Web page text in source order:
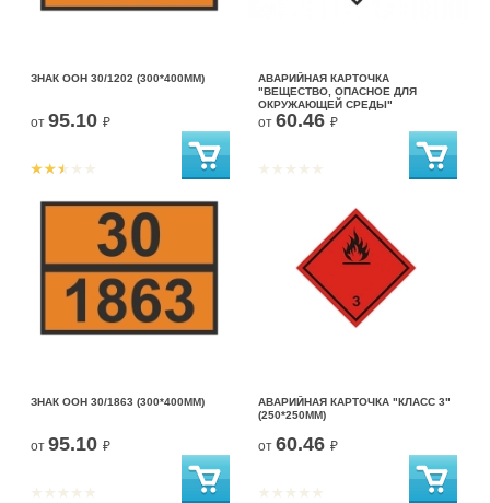
ЗНАК ООН 30/1202 (300*400ММ)
от 95.10 ₽
АВАРИЙНАЯ КАРТОЧКА
"ВЕЩЕСТВО, ОПАСНОЕ ДЛЯ
ОКРУЖАЮЩЕЙ СРЕДЫ"
(250*250ММ)
от 60.46 ₽
ЗНАК ООН 30/1863 (300*400ММ)
от 95.10 ₽
АВАРИЙНАЯ КАРТОЧКА "КЛАСС 3"
(250*250ММ)
от 60.46 ₽